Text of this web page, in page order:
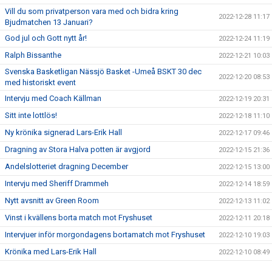
Vill du som privatperson vara med och bidra kring
Bjudmatchen 13 Januari?
2022-12-28 11:17
God jul och Gott nytt år! 2022-12-24 11:19
Ralph Bissanthe 2022-12-21 10:03
Svenska Basketligan Nässjö Basket -Umeå BSKT 30 dec
med historiskt event
2022-12-20 08:53
Intervju med Coach Källman 2022-12-19 20:31
Sitt inte lottlös! 2022-12-18 11:10
Ny krönika signerad Lars-Erik Hall 2022-12-17 09:46
Dragning av Stora Halva potten är avgjord 2022-12-15 21:36
Andelslotteriet dragning December 2022-12-15 13:00
Intervju med Sheriff Drammeh 2022-12-14 18:59
Nytt avsnitt av Green Room 2022-12-13 11:02
Vinst i kvällens borta match mot Fryshuset 2022-12-11 20:18
Intervjuer inför morgondagens bortamatch mot Fryshuset 2022-12-10 19:03
Krönika med Lars-Erik Hall 2022-12-10 08:49